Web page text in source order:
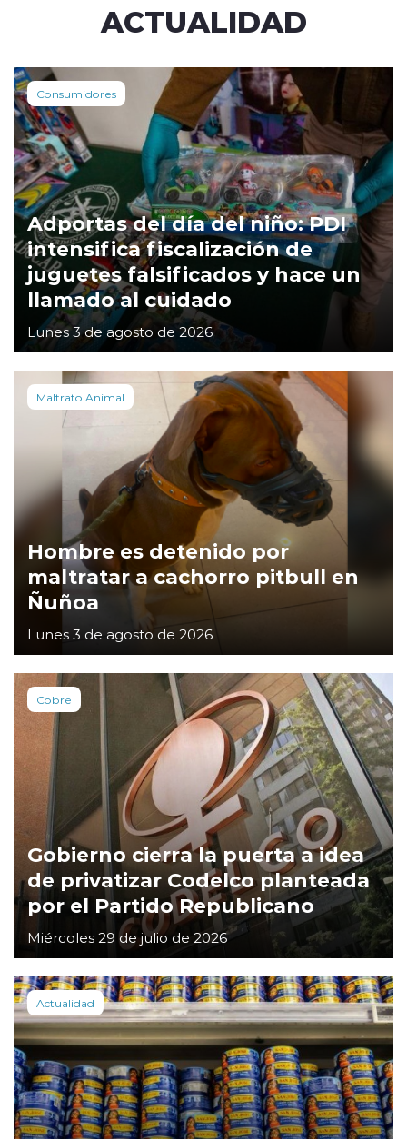
ACTUALIDAD
Consumidores
Adportas del día del niño: PDI
intensifica fiscalización de
juguetes falsificados y hace un
llamado al cuidado
Lunes 3 de agosto de 2026
Maltrato Animal
Hombre es detenido por
maltratar a cachorro pitbull en
Ñuñoa
Lunes 3 de agosto de 2026
Cobre
Gobierno cierra la puerta a idea
de privatizar Codelco planteada
por el Partido Republicano
Miércoles 29 de julio de 2026
Actualidad